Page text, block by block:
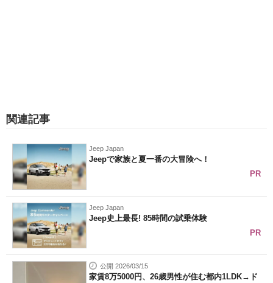
関連記事
Jeep Japan
Jeepで家族と夏一番の大冒険へ！
PR
Jeep Japan
Jeep史上最長! 85時間の試乗体験
PR
公開 2026/03/15
家賃8万5000円、26歳男性が住む都内1LDK→ド